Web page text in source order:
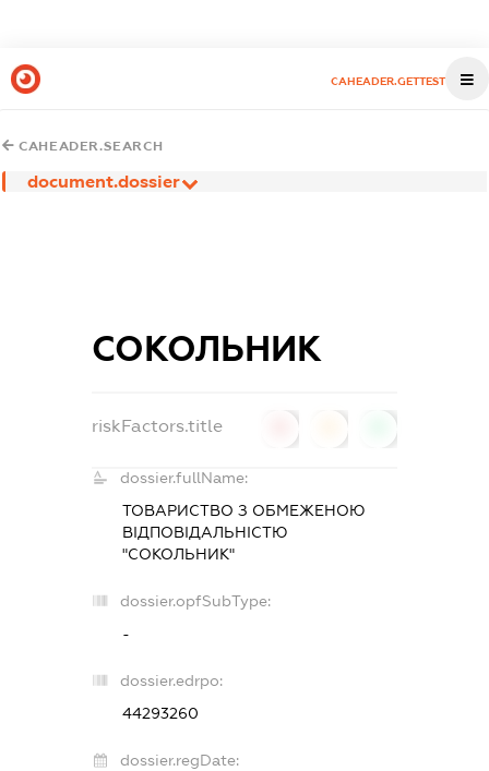
CAHEADER.GETTEST
CAHEADER.SEARCH
document.dossier
СОКОЛЬНИК
riskFactors.title
dossier.fullName:
ТОВАРИСТВО З ОБМЕЖЕНОЮ
ВІДПОВІДАЛЬНІСТЮ
"СОКОЛЬНИК"
dossier.opfSubType:
-
dossier.edrpo:
44293260
dossier.regDate: